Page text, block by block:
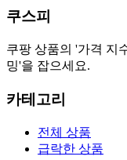
쿠스피
쿠팡 상품의 '가격 지
밍'을 잡으세요.
카테고리
전체 상품
급락한 상품